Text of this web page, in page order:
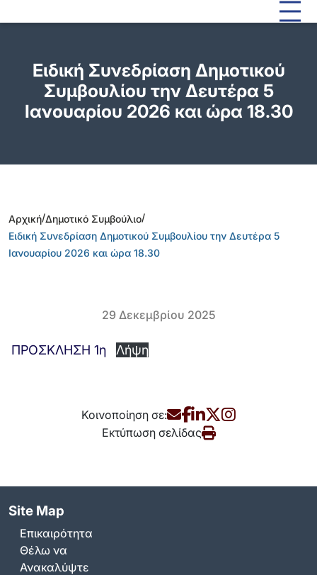
Ειδική Συνεδρίαση Δημοτικού
Συμβουλίου την Δευτέρα 5
Ιανουαρίου 2026 και ώρα 18.30
Αρχική/Δημοτικό Συμβούλιο/
Ειδική Συνεδρίαση Δημοτικού Συμβουλίου την Δευτέρα 5
Ιανουαρίου 2026 και ώρα 18.30
29 Δεκεμβρίου 2025
ΠΡΟΣΚΛΗΣΗ 1η Λήψη
Κοινοποίηση σε:
Εκτύπωση σελίδας
Site Map
Επικαιρότητα
Θέλω να
Ανακαλύψτε